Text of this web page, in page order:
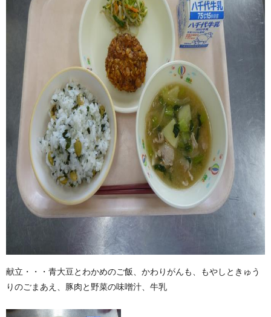
献立・・・青大豆とわかめのご飯、かわりがんも、もやしときゅう
りのごまあえ、豚肉と野菜の味噌汁、牛乳